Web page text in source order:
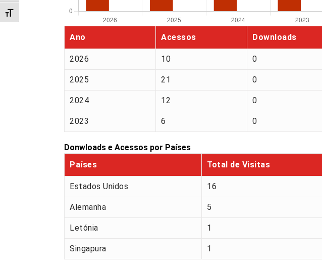
Alternar tamanho da fonte
Ano Acessos Downloads
2026 10 0
2025 21 0
2024 12 0
2023 6 0
Donwloads e Acessos por Países
Países
Total de Visitas
Estados Unidos 16
Alemanha 5
Letónia 1
Singapura 1